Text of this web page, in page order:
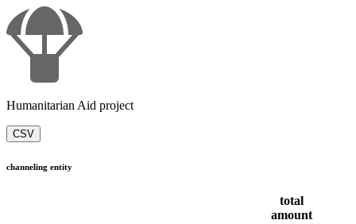
Humanitarian Aid project
CSV
channeling entity
total
amount